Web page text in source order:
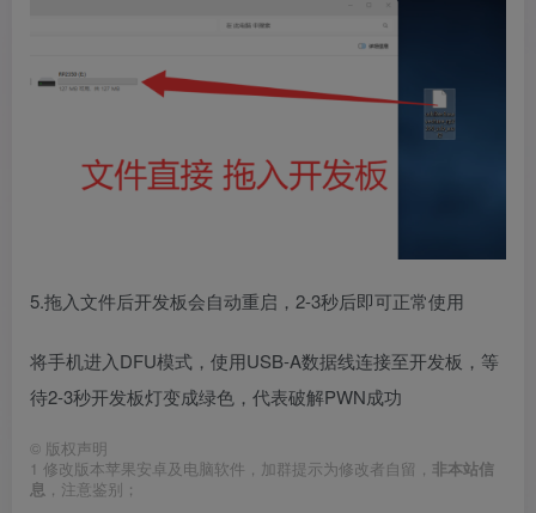
5.拖入文件后开发板会自动重启，2-3秒后即可正常使用
将手机进入DFU模式，使用USB-A数据线连接至开发板，等
待2-3秒开发板灯变成绿色，代表破解PWN成功
© 版权声明
1 修改版本苹果安卓及电脑软件，加群提示为修改者自留， 非本站信
息 ，注意鉴别；